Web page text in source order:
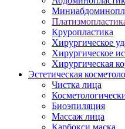
Круропластика
Хирургическое
Хирургическое
Хирургическая
Эстетическая
Чистка лица
Биоэпиляция
Массаж лица
Карбокси маска